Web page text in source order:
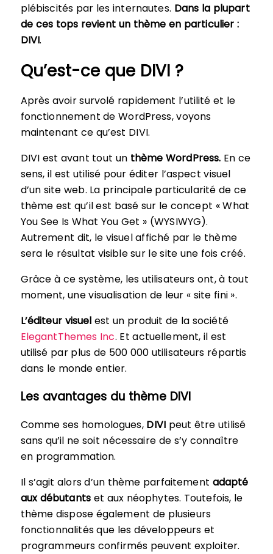
plébiscités par les internautes. Dans la plupart
de ces tops revient un thème en particulier :
DIVI.
Qu’est-ce que DIVI ?
Après avoir survolé rapidement l’utilité et le
fonctionnement de WordPress, voyons
maintenant ce qu’est DIVI.
DIVI est avant tout unthème WordPress. En ce
sens, il est utilisé pour éditer l’aspect visuel
d’un site web. La principale particularité de ce
thème est qu’il est basé sur le concept « What
You See Is What You Get » (WYSIWYG).
Autrement dit, le visuel affiché par le thème
sera le résultat visible sur le site une fois créé.
Grâce à ce système, les utilisateurs ont, à tout
moment, une visualisation de leur « site fini ».
L’éditeur visuelest un produit de la société
ElegantThemes Inc. Et actuellement, il est
utilisé par plus de 500 000 utilisateurs répartis
dans le monde entier.
Les avantages du thème DIVI
Comme ses homologues, DIVI peut être utilisé
sans qu’il ne soit nécessaire de s’y connaître
en programmation.
Il s’agit alors d’un thème parfaitement adapté
aux débutants et aux néophytes. Toutefois, le
thème dispose également de plusieurs
fonctionnalités que les développeurs et
programmeurs confirmés peuvent exploiter.